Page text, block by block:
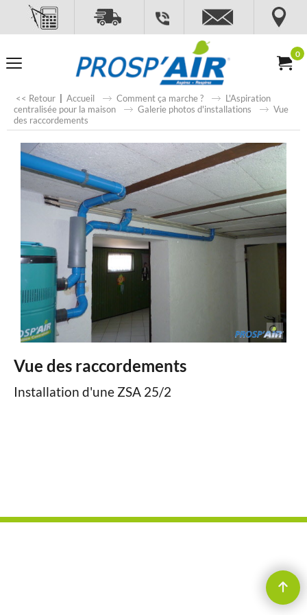
0
<< Retour | Accueil Comment ça marche ?
L'Aspiration
centralisée pour la maison
Galerie photos d'installations
Vue
des raccordements
Vue des raccordements
Installation d'une ZSA 25/2